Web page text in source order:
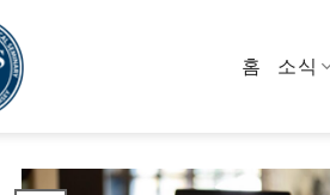
홈 소식